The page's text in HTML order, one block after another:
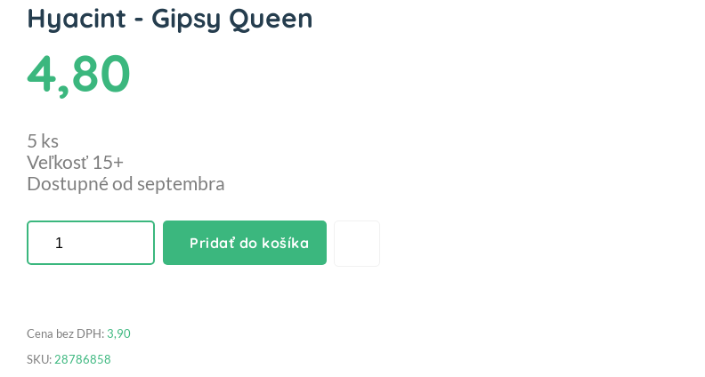
Hyacint - Gipsy Queen
4,80
5 ks
Veľkosť 15+
Dostupné od septembra
Pridať do košíka
Cena bez DPH:3,90
SKU: 28786858